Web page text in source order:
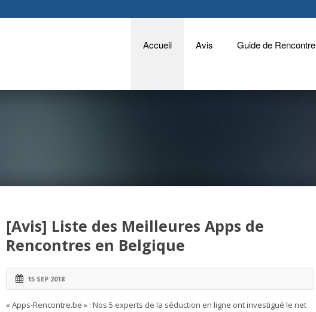
Accueil Avis Guide de Rencontre
[Avis] Liste des Meilleures Apps de
Rencontres en Belgique
15 SEP 2018
« Apps-Rencontre.be » : Nos 5 experts de la séduction en ligne ont investigué le net